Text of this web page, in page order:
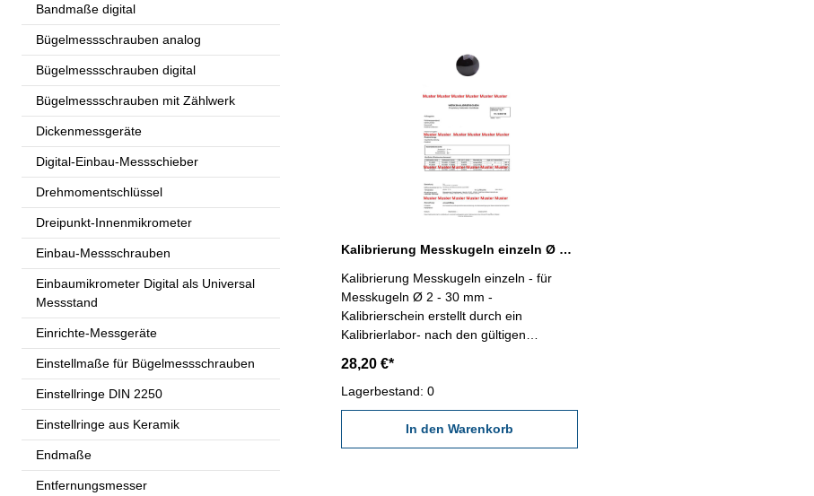
Bandmaße digital
Bügelmessschrauben analog
Bügelmessschrauben digital
Bügelmessschrauben mit Zählwerk
Dickenmessgeräte
Digital-Einbau-Messschieber
Drehmomentschlüssel
Dreipunkt-Innenmikrometer
Einbau-Messschrauben
Einbaumikrometer Digital als Universal
Messstand
Einrichte-Messgeräte
Einstellmaße für Bügelmessschrauben
Einstellringe DIN 2250
Einstellringe aus Keramik
Endmaße
Entfernungsmesser
Kalibrierung Messkugeln einzeln Ø 2 - 30 mm
Kalibrierung Messkugeln einzeln - für
Messkugeln Ø 2 - 30 mm -
Kalibrierschein erstellt durch ein
Kalibrierlabor- nach den gültigen
oder nach angegebenen Werksnormen
28,20 €*
Lagerbestand: 0
In den Warenkorb